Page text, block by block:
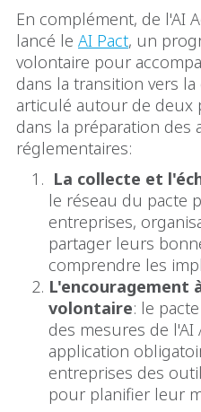
En complément, de l'AI
lancé le AI Pact, un
volontaire pour
dans la transition vers
articulé autour de deux
dans la préparation des
réglementaires:
La collecte et
le réseau du pacte
entreprises,
partager leurs
comprendre les
L'encouragement
volontaire: le
des mesures de
application
entreprises des
pour planifier leur